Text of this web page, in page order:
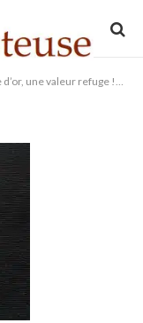
une valeur refuge !